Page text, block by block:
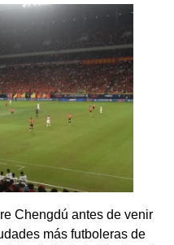
Chengdú antes de venir
más futboleras de